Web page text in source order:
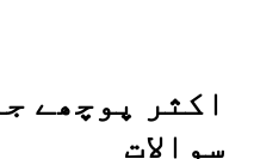
اکثر پوچھے
سوالات